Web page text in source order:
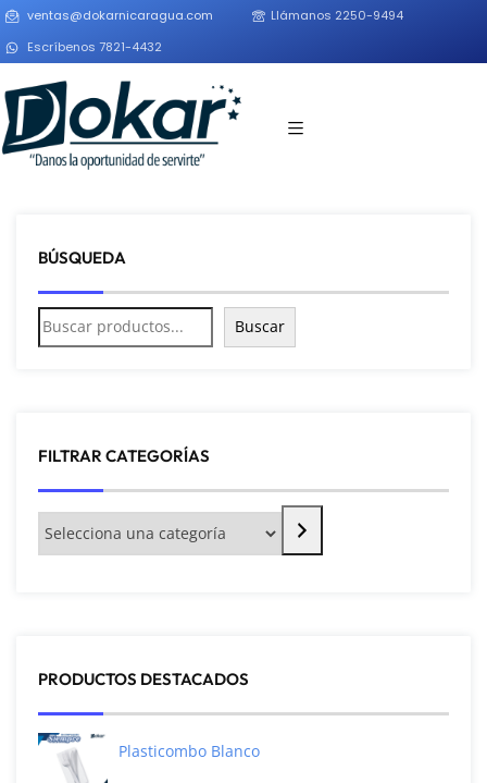
ventas@dokarnicaragua.com
Llámanos 2250-9494
Escríbenos 7821-4432
BÚSQUEDA
Buscar
FILTRAR CATEGORÍAS
PRODUCTOS DESTACADOS
Plasticombo Blanco